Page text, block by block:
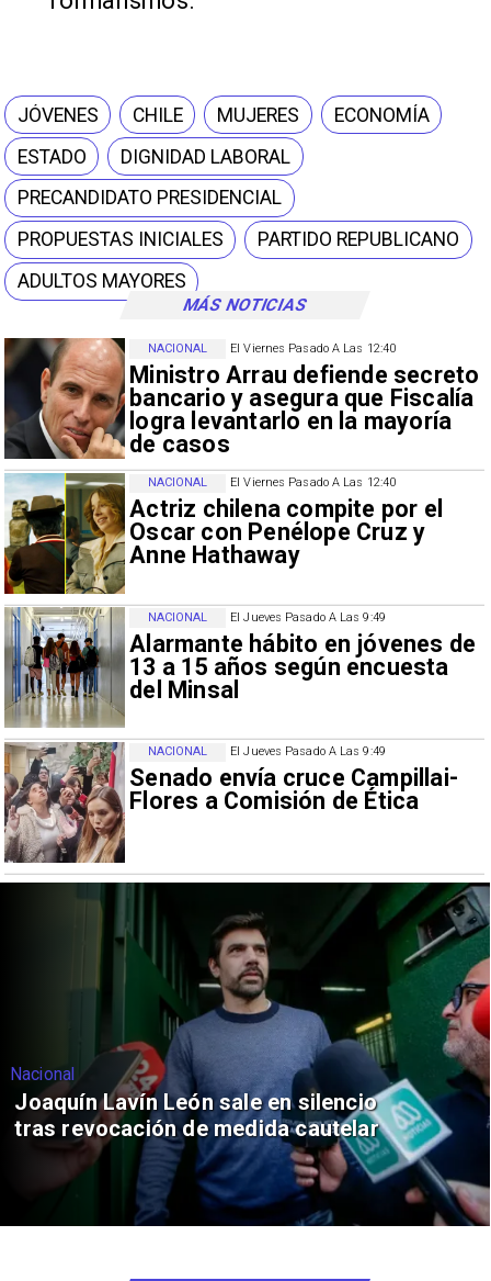
MÁS NOTICIAS
El Viernes Pasado A Las 12:40
Ministro Arrau defiende secreto
bancario y asegura que Fiscalía
logra levantarlo en la mayoría
de casos
NACIONAL
El Viernes Pasado A Las 12:40
Actriz chilena compite por el
Oscar con Penélope Cruz y
Anne Hathaway
NACIONAL
El Jueves Pasado A Las 9:49
Alarmante hábito en jóvenes de
13 a 15 años según encuesta
del Minsal
NACIONAL
El Jueves Pasado A Las 9:49
Senado envía cruce Campillai-
Flores a Comisión de Ética
NACIONAL
JÓVENES CHILE MUJERES
ECONOMÍA
ESTADO
DIGNIDAD LABORAL
PRECANDIDATO PRESIDENCIAL
PROPUESTAS INICIALES
PARTIDO REPUBLICANO
ADULTOS MAYORES
Nacional
Joaquín Lavín León sale en silencio
tras revocación de medida cautelar